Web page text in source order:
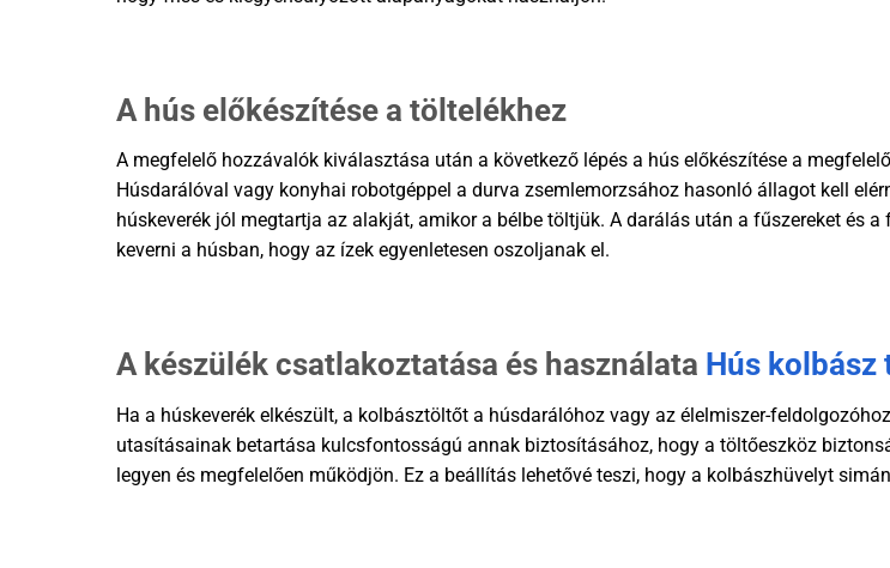
A hús előkészítése a töltelékhez
A megfelelő hozzávalók kiválasztása után a következő lépés a hús előkészítése a
Húsdarálóval vagy konyhai robotgéppel a durva zsemlemorzsához hasonló állagot kell
húskeverék jól megtartja az alakját, amikor a bélbe töltjük. A darálás után a fűszereket és a
keverni a húsban, hogy az ízek egyenletesen oszoljanak el.
A készülék csatlakoztatása és használata Hús kolbász
Ha a húskeverék elkészült, a kolbásztöltőt a húsdarálóhoz vagy az élelmiszer-
utasításainak betartása kulcsfontosságú annak biztosításához, hogy a töltőeszköz
legyen és megfelelően működjön. Ez a beállítás lehetővé teszi, hogy a kolbászhüvelyt